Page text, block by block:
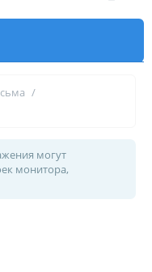
/
могут
монитора,